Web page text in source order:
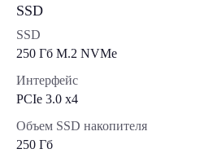
SSD
SSD
250 Гб M.2 NVMe
Интерфейс
PCIe 3.0 x4
Объем SSD накопителя
250 Гб